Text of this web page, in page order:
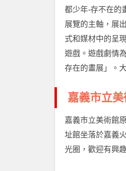
都少年-存不在的
展覽的主軸，展
式和媒材中的呈
遊戲。遊戲劇情
存在的畫展」。
嘉義市立美
嘉義市立美術館
址館坐落於嘉義
光圈，歡迎有興